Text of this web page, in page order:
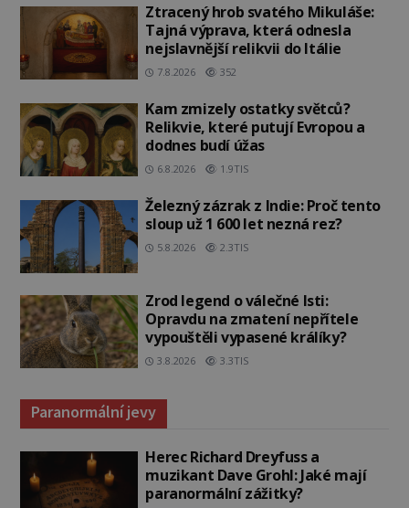
Ztracený hrob svatého Mikuláše:
Tajná výprava, která odnesla
nejslavnější relikvii do Itálie
7.8.2026 352
Kam zmizely ostatky světců?
Relikvie, které putují Evropou a
dodnes budí úžas
6.8.2026 1.9TIS
Železný zázrak z Indie: Proč tento
sloup už 1 600 let nezná rez?
5.8.2026 2.3TIS
Zrod legend o válečné lsti:
Opravdu na zmatení nepřítele
vypouštěli vypasené králíky?
3.8.2026 3.3TIS
Paranormální jevy
Herec Richard Dreyfuss a
muzikant Dave Grohl: Jaké mají
paranormální zážitky?